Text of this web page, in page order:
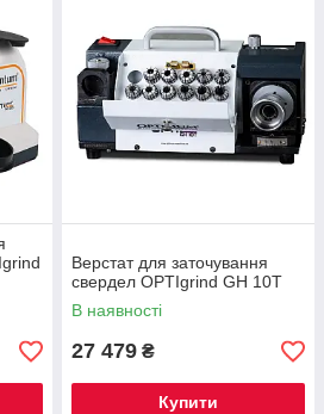
Верстат для заточування
свердел OPTIgrind GH 10T
В наявності
27 479 ₴
Купити